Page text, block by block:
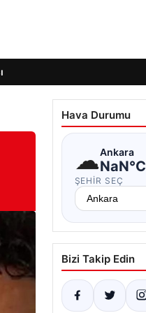
Hava Durumu
☁Ankara
NaN°C
ŞEHIR SEÇ
Bizi Takip Edin